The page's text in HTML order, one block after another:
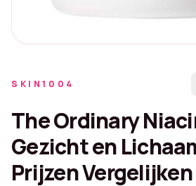
SKIN1004
The Ordinary
Gezicht en
Prijzen Vergelijken